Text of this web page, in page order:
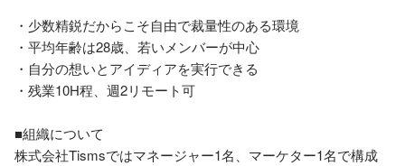
・少数精鋭だからこそ自由で裁量性のある環境
・平均年齢は28歳、若いメンバーが中心
・自分の想いとアイディアを実行できる
・残業10H程、週2リモート可
■組織について
株式会社Tismsではマネージャー1名、マーケター1名で構成